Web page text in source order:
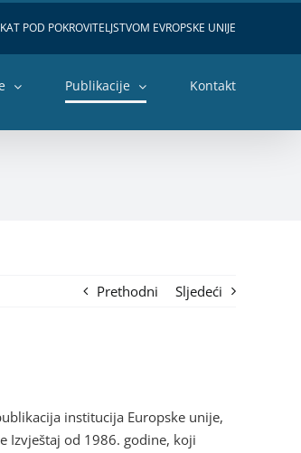
POD POKROVITELJSTVOM EVROPSKE UNIJE
Publikacije Kontakt
Prethodni Sljedeći
institucija Europske unije,
Izvještaj od 1986. godine, koji